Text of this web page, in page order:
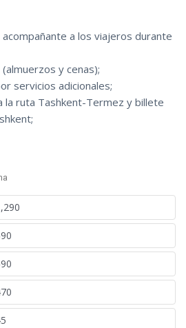
a los viajeros durante
y cenas);
servicios adicionales;
la ruta Tashkent-Termez y billete